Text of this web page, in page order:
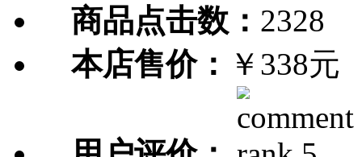
商品点击数： 2328
本店售价： ￥338元